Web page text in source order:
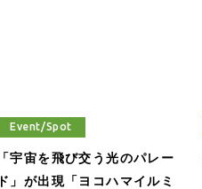
Event/Spot
「宇宙を飛び交う光のパレー
ド」が出現「ヨコハマイルミ